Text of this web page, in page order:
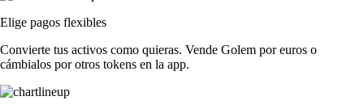
Elige pagos flexibles
Convierte tus activos como quieras. Vende Golem por euros o
cámbialos por otros tokens en la app.